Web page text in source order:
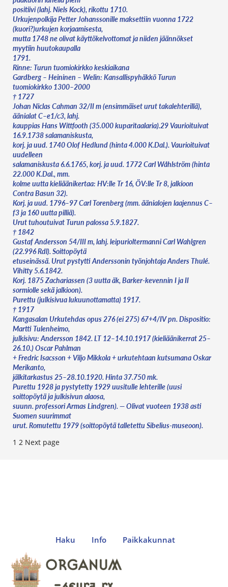
positiivi (lahj. Niels Kock), rikottu 1710.
Urkujenpolkija Petter Johanssonille maksettiin vuonna 1722
(kuori?)urkujen korjaamisesta,
mutta 1748 ne olivat käyttökelvottomat ja niiden jäännökset
myytiin huutokaupalla
1791.
Rinne: Turun tuomiokirkko keskiaikana
Gardberg – Heininen – Welin: Kansallispyhäkkö Turun
tuomiokirkko 1300–2000
† 1727
Johan Niclas Cahman 32/II m (ensimmäiset urut takalehterillä),
äänialat C–e1/c3, lahj.
kauppias Hans Wittfooth (35.000 kuparitaalaria).29 Vaurioituivat
16.9.1738 salamaniskusta,
korj. ja uud. 1740 Olof Hedlund (hinta 4.000 K.Dal.). Vaurioituivat
uudelleen
salamaniskusta 6.6.1765, korj. ja uud. 1772 Carl Wåhlström (hinta
22.000 K.Dal., mm.
kolme uutta kieliäänikertaa: HV:lle Tr 16, ÖV:lle Tr 8, jalkioon
Contra Basun 32).
Korj. ja uud. 1796–97 Carl Torenberg (mm. äänialojen laajennus C–
f3 ja 160 uutta pilliä).
Urut tuhoutuivat Turun palossa 5.9.1827.
† 1842
Gustaf Andersson 54/III m, lahj. leipurioltermanni Carl Wahlgren
(22.996 Rdl). Soittopöytä
etuseinässä. Urut pystytti Anderssonin työnjohtaja Anders Thulé.
Vihitty 5.6.1842.
Korj. 1875 Zachariassen (3 uutta äk, Barker-kevennin I ja II
sormiolle sekä jalkioon).
Purettu (julkisivua lukuunottamatta) 1917.
† 1917
Kangasalan Urkutehdas opus 276 (ei 275) 67+4/IV pn. Dispositio:
Martti Tulenheimo,
julkisivu: Andersson 1842. LT 12–14.10.1917 (kieliäänikerrat 25–
26.10.) Oscar Pahlman
+ Fredric Isacsson + Viljo Mikkola + urkutehtaan kutsumana Oskar
Merikanto,
jälkitarkastus 25–28.10.1920. Hinta 37.750 mk.
Purettu 1928 ja pystytetty 1929 uusitulle lehterille (uusi
soittopöytä ja julkisivun alaosa,
suunn. professori Armas Lindgren). — Olivat vuoteen 1938 asti
Suomen suurimmat
urut. Romutettu 1979 (soittopöytä talletettu Sibelius-museoon).
A
i
e
Page
1 Page
2 Next page
Haku Info Paikkakunnat